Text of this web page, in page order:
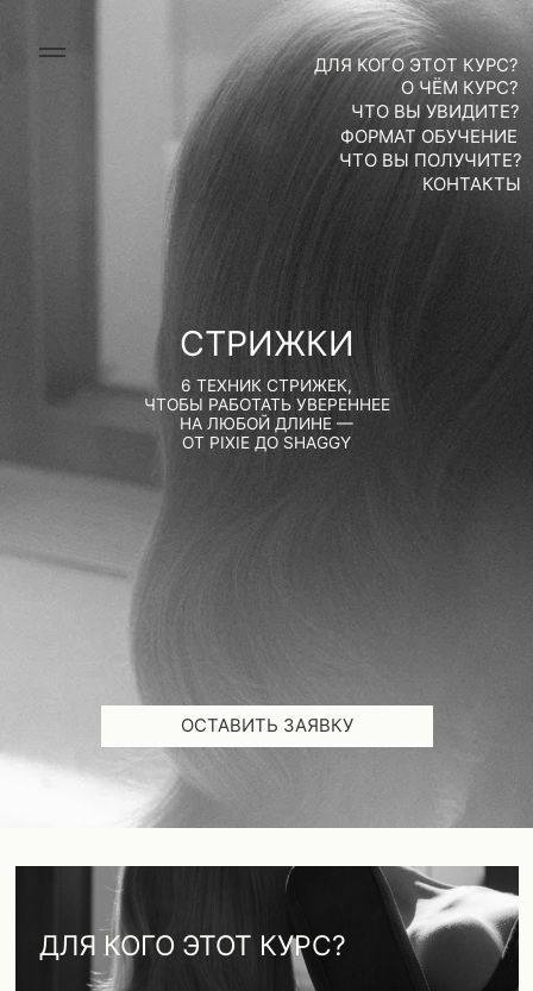
СТРИЖКИ
ЧТО ВЫ УВИДИТЕ?
6 ТЕХНИК СТРИЖЕК,
ЧТОБЫ РАБОТАТЬ УВЕРЕННЕЕ
ОТ PIXIE ДО SHAGGY
КОНТАКТЫ
ФОРМАТ ОБУЧЕНИЕ
О ЧЁМ КУРС?
ЧТО ВЫ ПОЛУЧИТЕ?
ДЛЯ КОГО ЭТОТ КУРС?
ДЛЯ КОГО ЭТОТ КУРС?
Для мастеров с опытом, которые хотят освежить
или усилить навыки стрижек, повысить точность
Для тех, кому важны чёткие объяснения
и формы, которые легко адаптируются
под клиента.